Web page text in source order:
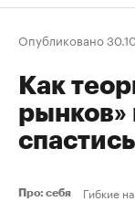
Опубликовано
Как
рынков»
Про: себя Гибкие